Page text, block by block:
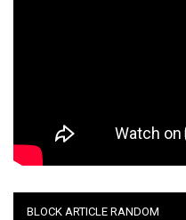
BLOCK ARTICLE RANDOM